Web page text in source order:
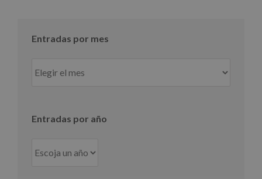
Entradas por mes
por
Entradas por año